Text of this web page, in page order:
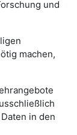
und
machen,
in den